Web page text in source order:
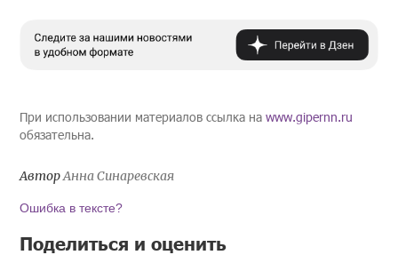
При использовании материалов ссылка наwww.gipernn.ru
обязательна.
АвторАнна Синаревская
Ошибка в тексте?
Поделиться и оценить